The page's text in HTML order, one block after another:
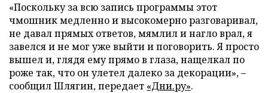
«Поскольку за всю запись программы этот
чмошник медленно и высокомерно разговаривал,
не давал прямых ответов, мямлил и нагло врал, я
завелся и не мог уже выйти и поговорить. Я просто
вышел и, глядя ему прямо в глаза, нащелкал по
роже так, что он улетел далеко за декорации», –
сообщил Шлягин, передает «Дни.ру».